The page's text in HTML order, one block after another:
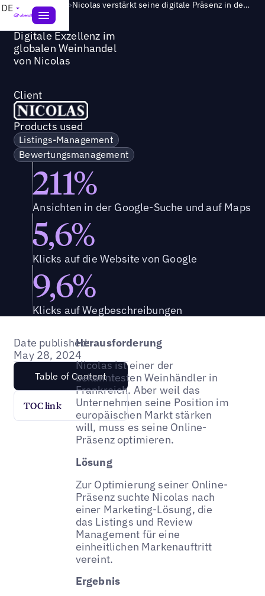
DE Success Story > Nicolas verstärkt seine digitale Präsenz in der Google-Suche und auf Google Maps mit Uberall um 277%
Digitale Exzellenz im
globalen Weinhandel
von Nicolas
Client
Products used
Listings-Management
Bewertungsmanagement
211%
Ansichten in der Google-Suche und auf Maps
5,6%
Klicks auf die Website von Google
9,6%
Klicks auf Wegbeschreibungen
Date published:
May 28, 2024
Table of Content
TOC link
Herausforderung
Nicolas ist einer der
bekanntesten Weinhändler in
Frankreich. Aber weil das
Unternehmen seine Position im
europäischen Markt stärken
will, muss es seine Online-
Präsenz optimieren.
Lösung
Zur Optimierung seiner Online-
Präsenz suchte Nicolas nach
einer Marketing-Lösung, die
das Listings und Review
Management für eine
einheitlichen Markenauftritt
vereint.
Ergebnis